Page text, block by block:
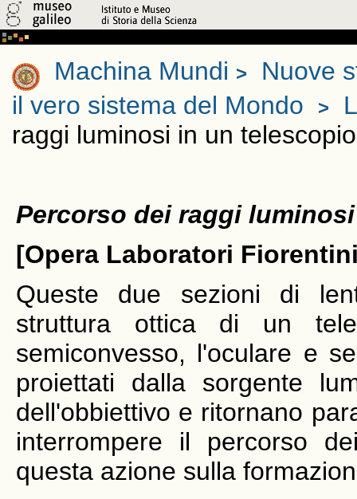
Machina Mundi >
Nuove
il vero sistema del Mondo
>
raggi luminosi in un
Percorso dei raggi
[Opera Laboratori
Queste due sezioni di
struttura ottica di un
semiconvesso, l'oculare e
proiettati dalla sorgente
dell'obbiettivo e ritornano
interrompere il percorso
questa azione sulla